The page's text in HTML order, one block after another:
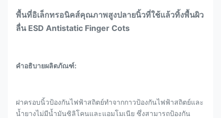
พื้นที่อิเล็กทรอนิคส์คุณภาพสูงปลายนิ้วที่ใช้แล้วทิ้งพื้นผิว
ลื่น ESD Antistatic Finger Cots
คำอธิบายผลิตภัณฑ์:
ฝาครอบนิ้วป้องกันไฟฟ้าสถิตย์ทำจากกาวป้องกันไฟฟ้าสถิตย์และ
น้ำยางไม่มีน้ำมันซิลิโคนและแอมโมเนีย ซึ่งสามารถป้องกัน